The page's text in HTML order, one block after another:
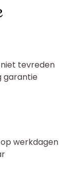
tevreden
garantie
werkdagen